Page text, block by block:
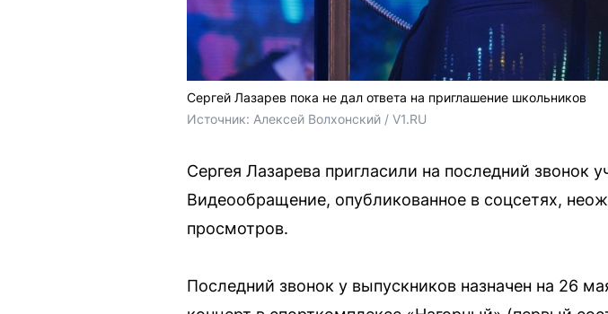
Сергей Лазарев пока не дал ответа на приглашение школьников
Источник: Алексей Волхонский / V1.RU
Сергея Лазарева пригласили на последний
Видеообращение, опубликованное в соцсетях,
просмотров.
Последний звонок у выпускников назначен на 26